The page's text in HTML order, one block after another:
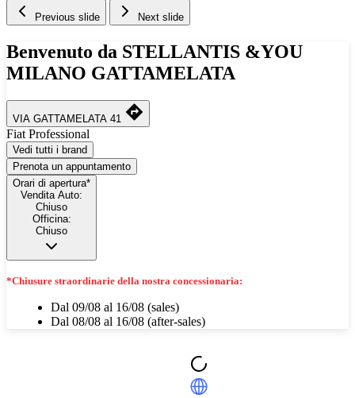
Previous slide Next slide
Benvenuto da STELLANTIS &YOU
MILANO GATTAMELATA
VIA GATTAMELATA 41
Fiat Professional
Vedi tutti i brand
Prenota un appuntamento
Orari di apertura*
Vendita Auto:
Chiuso
Officina:
Chiuso
*Chiusure straordinarie della nostra concessionaria:
Dal 09/08 al 16/08 (sales)
Dal 08/08 al 16/08 (after-sales)